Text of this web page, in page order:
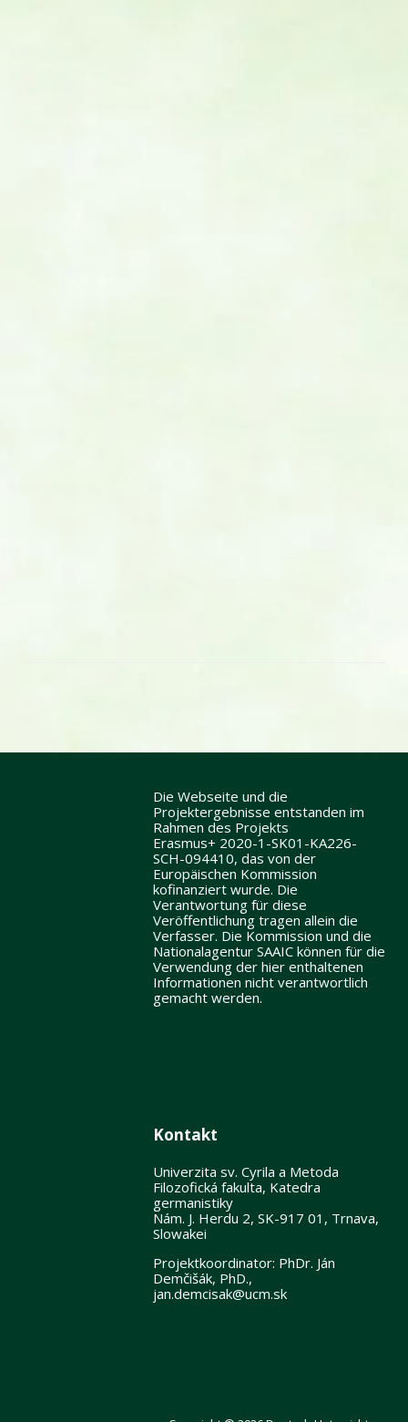
Die Webseite und die
Projektergebnisse entstanden im
Rahmen des Projekts
Erasmus+ 2020-1-SK01-KA226-
SCH-094410, das von der
Europäischen Kommission
kofinanziert wurde. Die
Verantwortung für diese
Veröffentlichung tragen allein die
Verfasser. Die Kommission und die
Nationalagentur SAAIC können für die
Verwendung der hier enthaltenen
Informationen nicht verantwortlich
gemacht werden.
Kontakt
Univerzita sv. Cyrila a Metoda
Filozofická fakulta, Katedra
germanistiky
Nám. J. Herdu 2, SK-917 01, Trnava,
Slowakei
Projektkoordinator: PhDr. Ján
Demčišák, PhD.,
jan.demcisak@ucm.sk